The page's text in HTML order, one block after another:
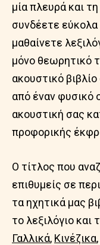
μία πλευρά και
συνδέετε
μαθαίνετε
μόνο θεωρητικό
ακουστικό
από έναν φυσικό
ακουστική σας
προφορικής
Ο τίτλος που
επιθυμείς σε
τα ηχητικά μας
το λεξιλόγιο και
Γαλλικά, Κινέζικα,